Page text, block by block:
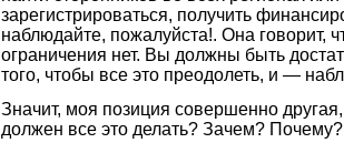
зарегистрироваться, получить
наблюдайте, пожалуйста!. Она говорит,
ограничения нет. Вы должны быть
того, чтобы все это преодолеть, и —
Значит, моя позиция совершенно
должен все это делать? Зачем? Почему?